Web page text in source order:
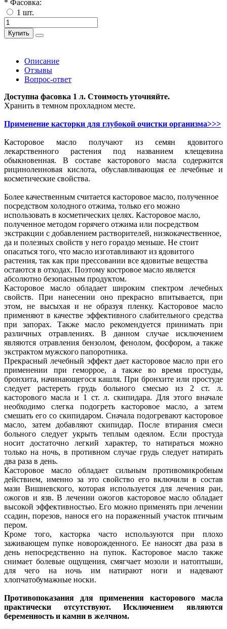
* Фасовка:
1 шт.
Купить
Описание
Отзывы
Вопрос-ответ
Доступна фасовка 1 л. Стоимость уточняйте.
Хранить в темном прохладном месте.
Применение касторки для глубокой очистки организма>>>
Касторовое масло получают из семян ядовитого
лекарственного растения под названием клещевина
обыкновенная. В составе касторового масла содержится
рицинолеиновая кислота, обуславливающая ее лечебные и
косметические свойства.
Более качественным считается касторовое масло, полученное
посредством холодного отжима, только его можно
использовать в косметических целях. Касторовое масло,
полученное методом горячего отжима или посредством
экстракции с добавлением растворителей, низкокачественное,
да и полезных свойств у него гораздо меньше. Не стоит
опасаться того, что масло изготавливают из ядовитого
растения, так как при прессовании все ядовитые вещества
остаются в отходах. Поэтому костровое масло является
абсолютно безопасным продуктом.
Касторовое масло обладает широким спектром лечебных
свойств. При нанесении оно прекрасно впитывается, при
этом, не высыхая и не образуя пленку. Касторовое масло
применяют в качестве эффективного слабительного средства
при запорах. Также масло рекомендуется принимать при
различных отравлениях. В данном случае исключением
являются отравления бензолом, фенолом, фосфором, а также
экстрактом мужского папоротника.
Прекрасный лечебный эффект дает касторовое масло при его
применении при геморрое, а также во время простуды,
бронхита, начинающегося кашля. При бронхите или простуде
следует растереть грудь больного смесью из 2 ст. л.
касторового масла и 1 ст. л. скипидара. Для этого вначале
необходимо слегка подогреть касторовое масло, а затем
смешать его со скипидаром. Сначала подогревают касторовое
масло, затем добавляют скипидар. После втирания смеси
больного следует укрыть теплым одеялом. Если простуда
носит достаточно легкий характер, то натираться можно
только на ночь, в противном случае грудь следует натирать
два раза в день.
Касторовое масло обладает сильным противомикробным
действием, именно за это свойство его включили в состав
мази Вишневского, которая используется для лечения ран,
ожогов и язв. В лечении ожогов касторовое масло обладает
высокой эффективностью. Его можно применять при лечении
ссадин, порезов, нанося его на пораженный участок птичьим
пером.
Кроме того, касторка часто используются при плохо
заживающем пупке новорожденного. Ее наносят два раза в
день непосредственно на пупок. Касторовое масло также
снимает болевые ощущения, смягчает мозоли и натоптыши,
для чего на ночь им натирают ноги и надевают
хлопчатобумажные носки.
Противопоказания для применения касторового масла
практически отсутствуют. Исключением являются
беременность и камни в желчном.